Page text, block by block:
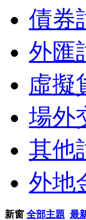
債券
外匯
虛擬
場外
其他
外地
新窗 全部主題 最